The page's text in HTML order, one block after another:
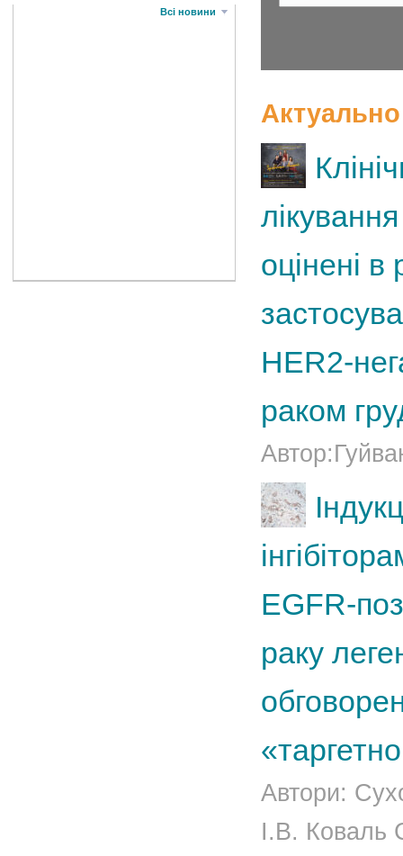
Всі новини
оцінені в
HER2-
раком
EGFR-
раку
Автори:
І.В.